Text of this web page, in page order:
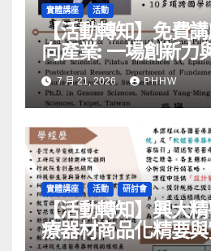
實體講座 活動
【活動轉知】免費
向產業: ⼀場創新力
旅程」
7 月 21, 2026 PHHW
實體講座 活動 研討會
【活動轉知】興大
療器材商品化精要與